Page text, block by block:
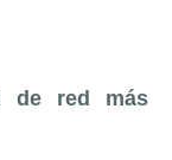
de red más